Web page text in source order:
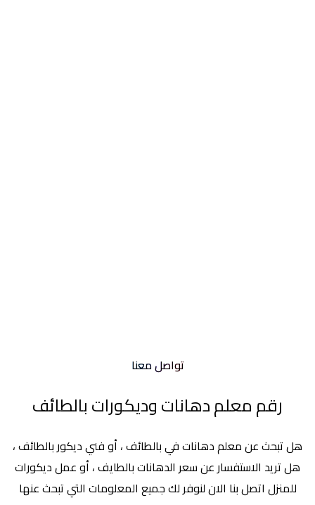
تواصل معنا
رقم معلم دهانات وديكورات بالطائف
هل تبحث عن معلم دهانات في بالطائف ، أو فني ديكور بالطائف ،
هل تريد الاستفسار عن سعر الدهانات بالطايف ، أو عمل ديكورات
للمنزل اتصل بنا الان لنوفر لك جميع المعلومات التي تبحث عنها